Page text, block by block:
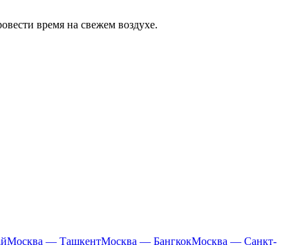
время на свежем воздухе.
Москва — ТашкентМосква — БангкокМосква — Санкт-